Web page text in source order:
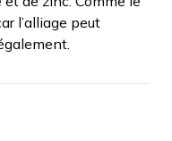
l’alliage peut